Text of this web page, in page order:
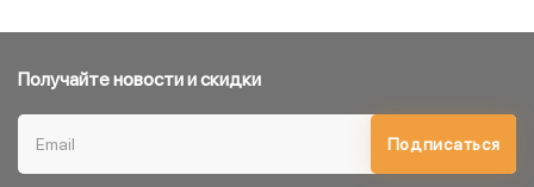
Получайте новости и скидки
Подписаться